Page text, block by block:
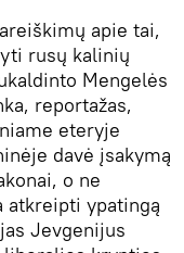
apie tai,
rusų kalinių
Mengelės
reportažas,
eteryje
davė įsakymą
o ne
atkreipti ypatingą
Jevgenijus